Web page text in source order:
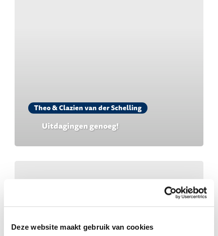
Deze website maakt gebruik van cookies
Theo & Clazien van der Schelling
Uitdagingen genoeg!